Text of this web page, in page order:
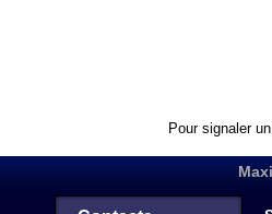
Pour signaler